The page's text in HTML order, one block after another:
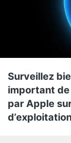
Surveillez
important
par Apple